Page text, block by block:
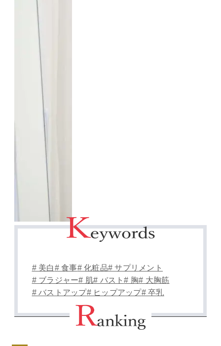
# 美白# 食事# 化粧品# サプリメント
# ブラジャー# 肌# バスト# 胸# 大胸筋
# バストアップ# ヒップアップ# 卒乳